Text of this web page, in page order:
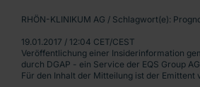
RHÖN-KLINIKUM AG / Schlagwort(e):
19.01.2017 / 12:04 CET/CEST
Veröffentlichung einer Insiderinformation
durch DGAP - ein Service der EQS Group
Für den Inhalt der Mitteilung ist der Emittent